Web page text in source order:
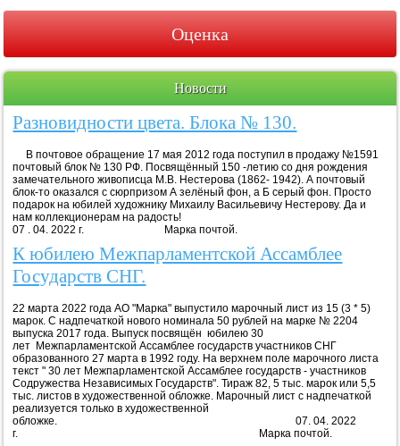
Оценка
Новости
Разновидности цвета. Блока № 130.
В почтовое обращение 17 мая 2012 года поступил в продажу №1591
почтовый блок № 130 РФ. Посвящённый 150 -летию со дня рождения
замечательного живописца М.В. Нестерова (1862- 1942). А почтовый
блок-то оказался с сюрпризом А зелёный фон, а Б серый фон. Просто
подарок на юбилей художнику Михаилу Васильевичу Нестерову. Да и
нам коллекционерам на радость!
07 . 04. 2022 г. Марка почтой.
К юбилею Межпарламентской Ассамблее
Государств СНГ.
22 марта 2022 года АО "Марка" выпустило марочный лист из 15 (3 * 5)
марок. С надпечаткой нового номинала 50 рублей на марке № 2204
выпуска 2017 года. Выпуск посвящён юбилею 30
лет Межпарламентской Ассамблее государств участников СНГ
образованного 27 марта в 1992 году. На верхнем поле марочного листа
текст " 30 лет Межпарламентской Ассамблее государств - участников
Содружества Независимых Государств". Тираж 82, 5 тыс. марок или 5,5
тыс. листов в художественной обложке. Марочный лист с надпечаткой
реализуется только в художественной
обложке. 07. 04. 2022
г. Марка почтой.